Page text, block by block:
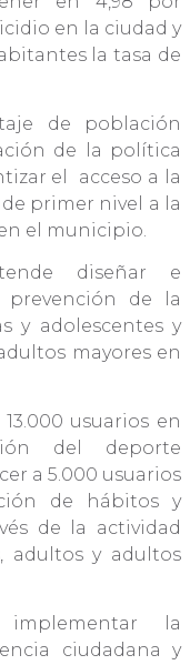
en la ciudad y
la tasa de
de población
de la política
el acceso a la
primer nivel a la
el municipio.
diseñar e
de la
y adolescentes y
mayores en
usuarios en
del deporte
a 5.000 usuarios
de hábitos y
de la actividad
adultos y adultos
implementar la
ciudadana y